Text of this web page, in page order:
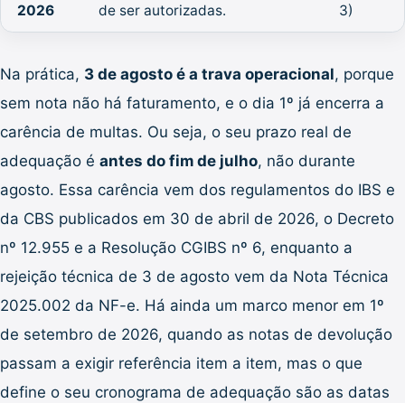
2026 de ser autorizadas. 3)
Na prática, 3 de agosto é a trava operacional, porque
sem nota não há faturamento, e o dia 1º já encerra a
carência de multas. Ou seja, o seu prazo real de
adequação é antes do fim de julho, não durante
agosto. Essa carência vem dos regulamentos do IBS e
da CBS publicados em 30 de abril de 2026, o Decreto
nº 12.955 e a Resolução CGIBS nº 6, enquanto a
rejeição técnica de 3 de agosto vem da Nota Técnica
2025.002 da NF-e. Há ainda um marco menor em 1º
de setembro de 2026, quando as notas de devolução
passam a exigir referência item a item, mas o que
define o seu cronograma de adequação são as datas